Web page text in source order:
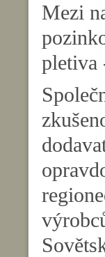
Mezi
pletiva